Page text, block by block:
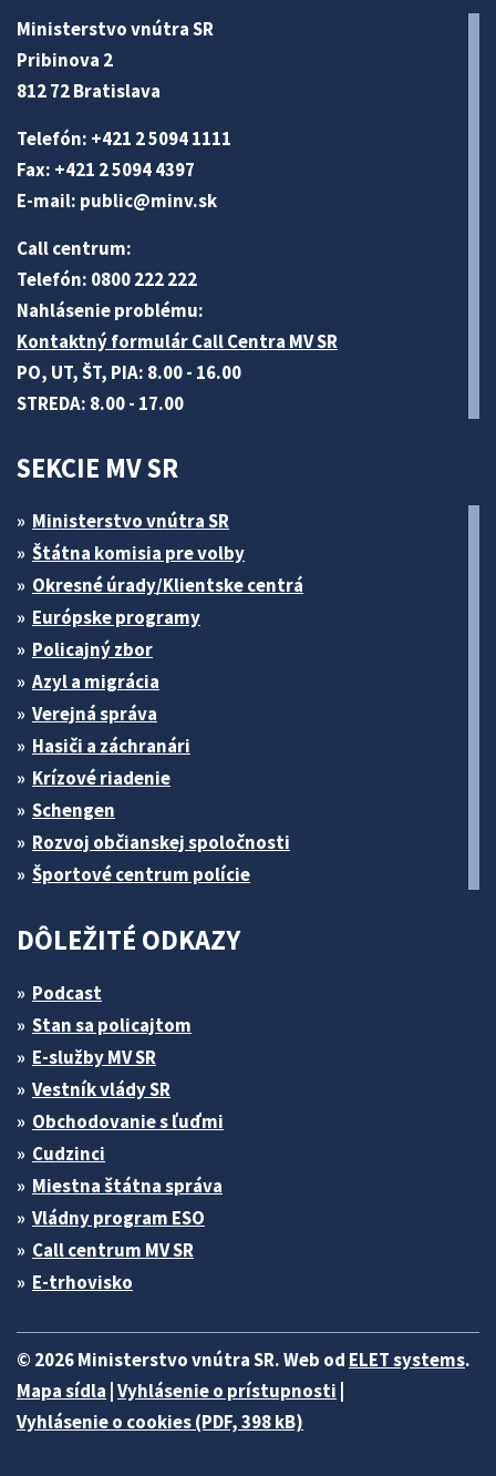
Ministerstvo vnútra SR
Pribinova 2
812 72 Bratislava
Telefón: +421 2 5094 1111
Fax: +421 2 5094 4397
E-mail: public@minv.sk
Call centrum:
Telefón: 0800 222 222
Nahlásenie problému:
Kontaktný formulár Call Centra MV SR
PO, UT, ŠT, PIA: 8.00 - 16.00
STREDA: 8.00 - 17.00
SEKCIE MV SR
Ministerstvo vnútra SR
Štátna komisia pre volby
Okresné úrady/Klientske centrá
Európske programy
Policajný zbor
Azyl a migrácia
Verejná správa
Hasiči a záchranári
Krízové riadenie
Schengen
Rozvoj občianskej spoločnosti
Športové centrum polície
DÔLEŽITÉ ODKAZY
Podcast
Stan sa policajtom
E-služby MV SR
Vestník vlády SR
Obchodovanie s ľuďmi
Cudzinci
Miestna štátna správa
Vládny program ESO
Call centrum MV SR
E-trhovisko
© 2026 Ministerstvo vnútra SR. Web od ELET systems.
Mapa sídla Vyhlásenie o prístupnosti
Vyhlásenie o cookies (PDF, 398 kB)